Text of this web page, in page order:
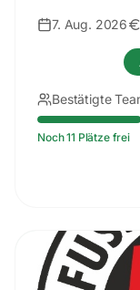
7. Aug. 2026
Bestätigte
Noch 11 Plätze frei